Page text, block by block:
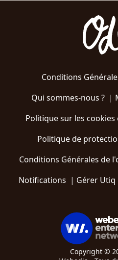
Conditions
Qui sommes-nous ?|
Politique sur les
Politique de
Conditions Générales de
Notifications | Gérer Utiq
Copyright ©